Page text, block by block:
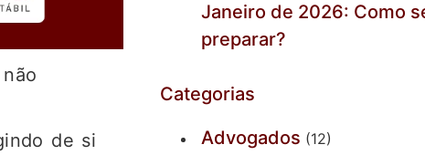
de si
Janeiro de 2026: Como
preparar?
Categorias
Advogados (12)